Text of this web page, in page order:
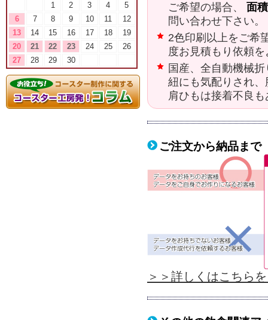
ご希望の場合、
面
問い合わせ下さい。
2色印刷以上をご希
度お見積もり依頼
国産、全自動機械
紐にも気配りされ
肩ひもは接着不良
ご注文から納品まで
＞＞詳しくはこちら
1
2 3 4
5
6
7 8 9 10 11
12
13
14 15 16 17 18
19
20
21 22 23 24 25
26
27
28 29 30